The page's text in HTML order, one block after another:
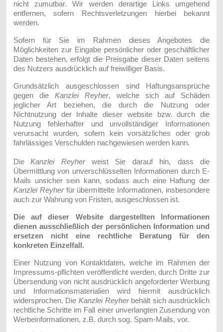
nicht zumutbar. Wir werden derartige Links umgehend
entfernen, sofern Rechtsverletzungen hierbei bekannt
werden.
Sofern für Sie im Rahmen dieses Angebotes die
Möglichkeiten zur Eingabe persönlicher oder geschäftlicher
Daten bestehen, erfolgt die Preisgabe dieser Daten seitens
des Nutzers ausdrücklich auf freiwilliger Basis.
Grundsätzlich ausgeschlossen sind
Haftungsansprüche
gegen die Kanzlei Reyher, welche sich auf Schäden
jeglicher Art beziehen, die durch die Nutzung oder
Nichtnutzung der Inhalte dieser website bzw. durch die
Nutzung fehlerhafter und unvollständiger Informationen
verursacht wurden, sofern kein vorsätzliches oder grob
fahrlässiges Verschulden nachgewiesen werden kann.
Die Kanzlei Reyher
weist Sie darauf hin, dass die
Übermittlung von unverschlüsselten Informationen durch E-
Mails unsicher sein kann, sodass auch eine Haftung der
Kanzlei Reyherfür übermittelte Informationen, insbesondere
auch zur Wahrung von Fristen, ausgeschlossen ist.
Die auf dieser Website dargestellten Informationen
dienen ausschließlich der persönlichen Information und
ersetzen nicht eine rechtliche Beratung für den
konkreten Einzelfall.
Einer Nutzung von Kontaktdaten, welche im Rahmen der
Impressums-pflichten veröffentlicht werden, durch Dritte zur
Übersendung von nicht ausdrücklich angeforderter Werbung
und Informationsmaterialien wird hiermit ausdrücklich
widersprochen. Die Kanzlei Reyherbehält sich ausdrücklich
rechtliche Schritte im Fall einer unverlangten Zusendung von
Werbeinformationen, z.B. durch sog. Spam-Mails, vor.